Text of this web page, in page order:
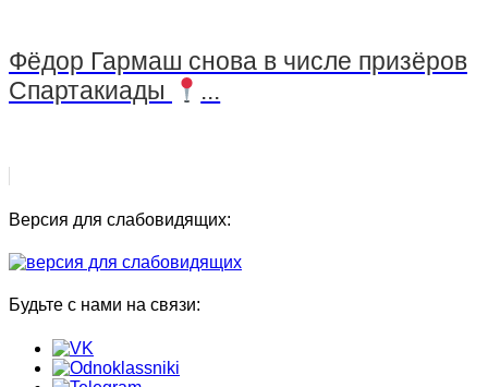
Фёдор Гармаш снова в числе призёров
Спартакиады
...
Версия для слабовидящих:
Будьте с нами на связи: